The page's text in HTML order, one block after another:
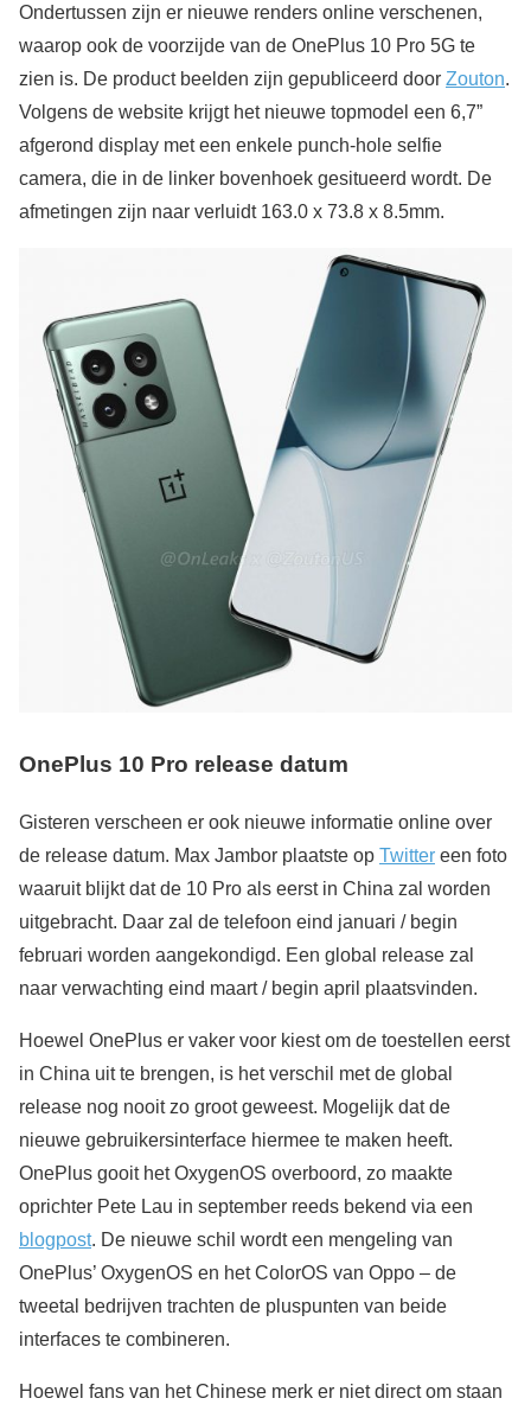
Ondertussen zijn er nieuwe renders online verschenen,
waarop ook de voorzijde van de OnePlus 10 Pro 5G te
zien is. De product beelden zijn gepubliceerd door Zouton.
Volgens de website krijgt het nieuwe topmodel een 6,7”
afgerond display met een enkele punch-hole selfie
camera, die in de linker bovenhoek gesitueerd wordt. De
afmetingen zijn naar verluidt 163.0 x 73.8 x 8.5mm.
OnePlus 10 Pro release datum
Gisteren verscheen er ook nieuwe informatie online over
de release datum. Max Jambor plaatste op Twitter een foto
waaruit blijkt dat de 10 Pro als eerst in China zal worden
uitgebracht. Daar zal de telefoon eind januari / begin
februari worden aangekondigd. Een global release zal
naar verwachting eind maart / begin april plaatsvinden.
Hoewel OnePlus er vaker voor kiest om de toestellen eerst
in China uit te brengen, is het verschil met de global
release nog nooit zo groot geweest. Mogelijk dat de
nieuwe gebruikersinterface hiermee te maken heeft.
OnePlus gooit het OxygenOS overboord, zo maakte
oprichter Pete Lau in september reeds bekend via een
blogpost. De nieuwe schil wordt een mengeling van
OnePlus’ OxygenOS en het ColorOS van Oppo – de
tweetal bedrijven trachten de pluspunten van beide
interfaces te combineren.
Hoewel fans van het Chinese merk er niet direct om staan